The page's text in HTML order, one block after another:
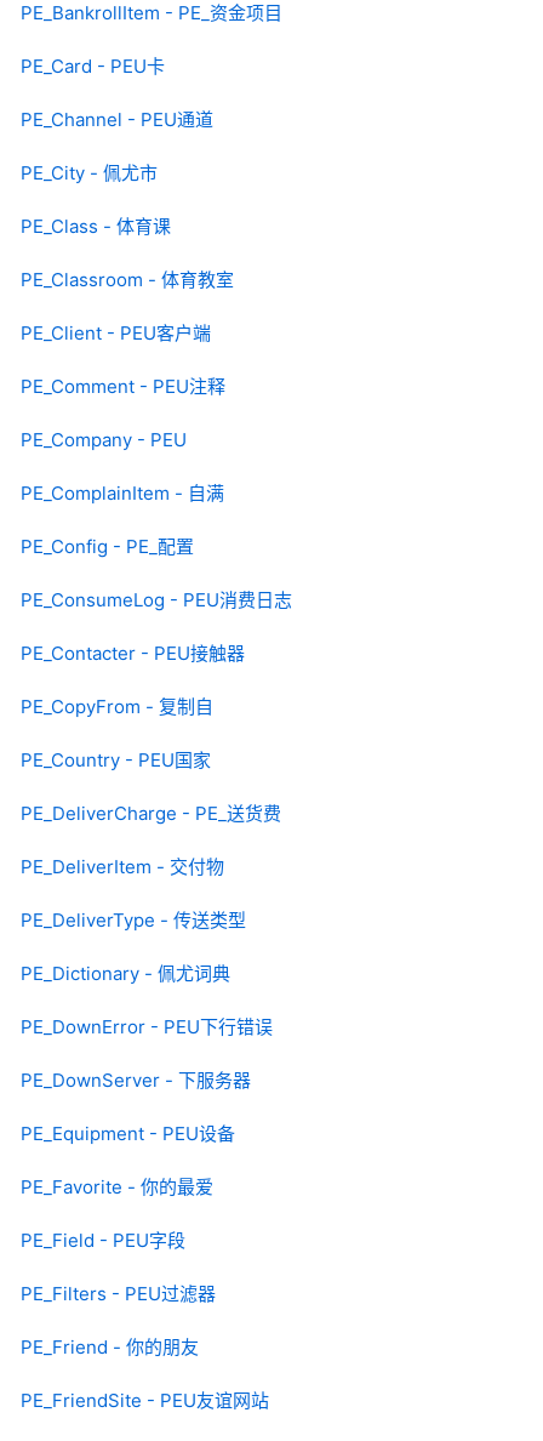
PE_BankrollItem - PE_资金项目
PE_Card - PEU卡
PE_Channel - PEU通道
PE_City - 佩尤市
PE_Class - 体育课
PE_Classroom - 体育教室
PE_Client - PEU客户端
PE_Comment - PEU注释
PE_Company - PEU
PE_ComplainItem - 自满
PE_Config - PE_配置
PE_ConsumeLog - PEU消费日志
PE_Contacter - PEU接触器
PE_CopyFrom - 复制自
PE_Country - PEU国家
PE_DeliverCharge - PE_送货费
PE_DeliverItem - 交付物
PE_DeliverType - 传送类型
PE_Dictionary - 佩尤词典
PE_DownError - PEU下行错误
PE_DownServer - 下服务器
PE_Equipment - PEU设备
PE_Favorite - 你的最爱
PE_Field - PEU字段
PE_Filters - PEU过滤器
PE_Friend - 你的朋友
PE_FriendSite - PEU友谊网站